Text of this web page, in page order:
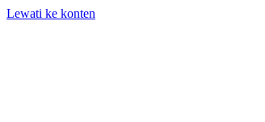
Lewati ke konten